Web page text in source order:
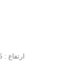
ارتفاع : 35 - عرض :70 سانت (اندازه یک سری)